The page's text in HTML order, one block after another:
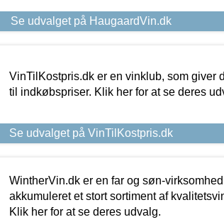
Se udvalget på HaugaardVin.dk
VinTilKostpris.dk er en vinklub, som giver
til indkøbspriser. Klik her for at se deres
Se udvalget på VinTilKostpris.dk
WintherVin.dk er en far og søn-
akkumuleret et stort sortiment af
Klik her for at se deres udvalg.